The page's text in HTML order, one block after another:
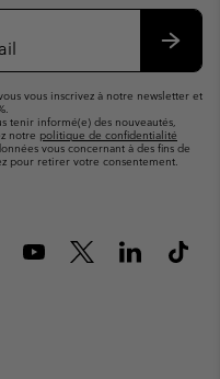
vous inscrivez à notre newsletter et
tenir informé(e) des nouveautés,
notre politique de confidentialité
vous concernant à des fins de
pour retirer votre consentement.